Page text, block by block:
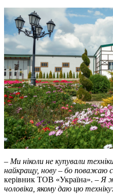
– Ми ніколи не купували
найкращу, нову – бо поважаю
керівник ТОВ «Україна». – Я ж
чоловіка, якому даю цю